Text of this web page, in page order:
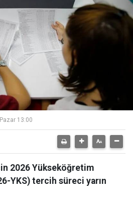
13:00
2026 Yükseköğretim
YKS) tercih süreci yarın